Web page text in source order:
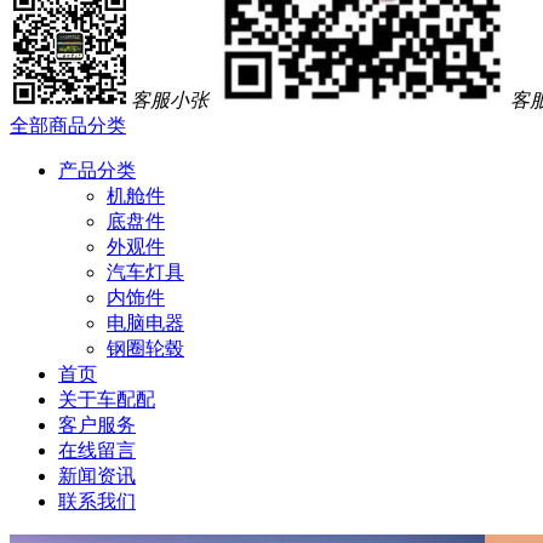
客服小张
客
全部商品分类
产品分类
机舱件
底盘件
外观件
汽车灯具
内饰件
电脑电器
钢圈轮毂
首页
关于车配配
客户服务
在线留言
新闻资讯
联系我们